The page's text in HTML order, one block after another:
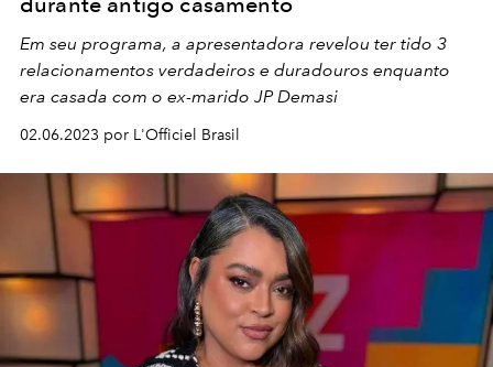
Em seu programa, a apresentadora revelou ter tido 3
relacionamentos verdadeiros e duradouros enquanto
era casada com o ex-marido JP Demasi
02.06.2023 por L'Officiel Brasil